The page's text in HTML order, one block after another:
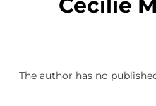
Cecilie
The author has no